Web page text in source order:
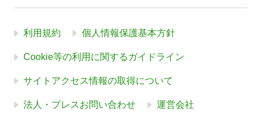
利用規約 個人情報保護基本方針
Cookie等の利用に関するガイドライン
サイトアクセス情報の取得について
法人・プレスお問い合わせ 運営会社